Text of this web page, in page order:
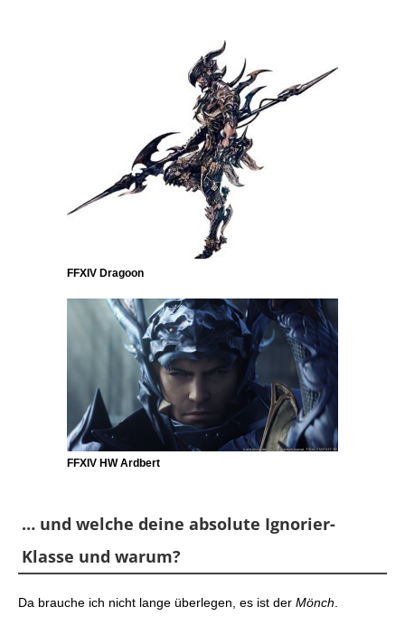
FFXIV Dragoon
FFXIV HW Ardbert
… und welche deine absolute Ignorier-
Klasse und warum?
Da brauche ich nicht lange überlegen, es ist der Mönch.